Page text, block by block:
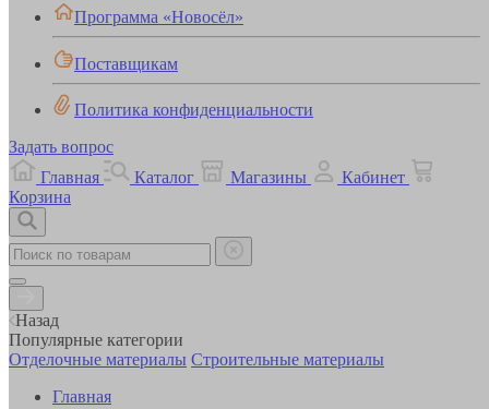
Программа «Новосёл»
Поставщикам
Политика конфиденциальности
Задать вопрос
Главная
Каталог Магазины
Кабинет
Корзина
Назад
Популярные категории
Отделочные материалы Строительные материалы
Главная